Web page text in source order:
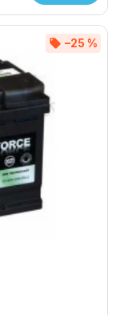
–25 %